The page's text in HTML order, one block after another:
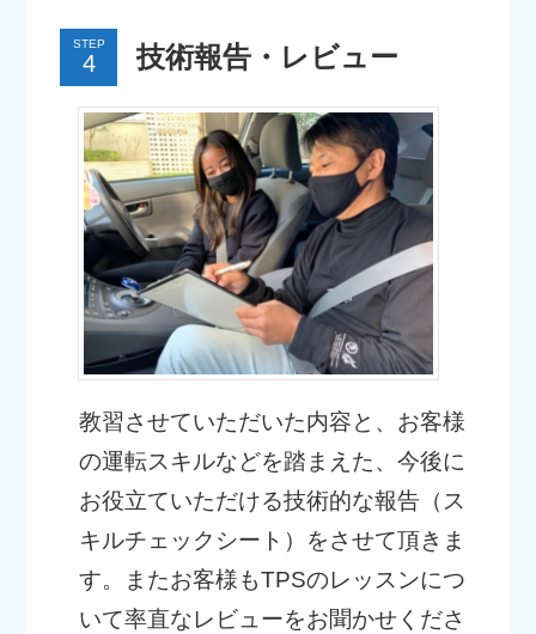
STEP 技術報告・レビュー
教習させていただいた内容と、お客様
の運転スキルなどを踏まえた、今後に
お役立ていただける技術的な報告（ス
キルチェックシート）をさせて頂きま
す。またお客様もTPSのレッスンにつ
いて率直なレビューをお聞かせくださ